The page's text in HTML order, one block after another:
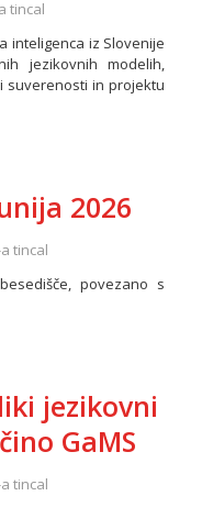
tincal
inteligenca iz Slovenije
jezikovnih modelih,
suverenosti in projektu
2026
atincal
povezano s
jezikovni
GaMS
atincal